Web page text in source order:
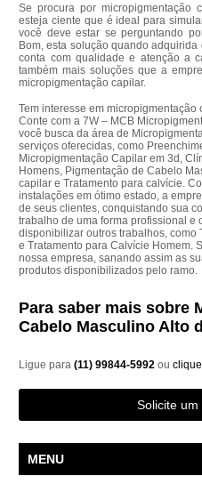
Se procura por micropigmentação
esteja ciente que é ideal para
você deve estar se perguntando
Bom, esta solução quando
conta com qualidade e atenção a
também mais soluções que a
micropigmentação capilar.
Tem interesse em
Conte com a 7W – MCB
você busca da área de
serviços oferecidas, como
Micropigmentação Capilar em 3d,
Homens, Pigmentação de Cabelo
capilar e Tratamento para calvície.
instalações em ótimo estado, a
de seus clientes, conquistando sua
trabalho de uma forma profissional e
disponibilizar outros trabalhos, como
e Tratamento para Calvície Homem.
nossa empresa, sanando assim as
produtos disponibilizados pelo ramo.
Para saber mais sobre
Cabelo Masculino Alto
Ligue para(11) 99844-5992ou
Solicite
MENU